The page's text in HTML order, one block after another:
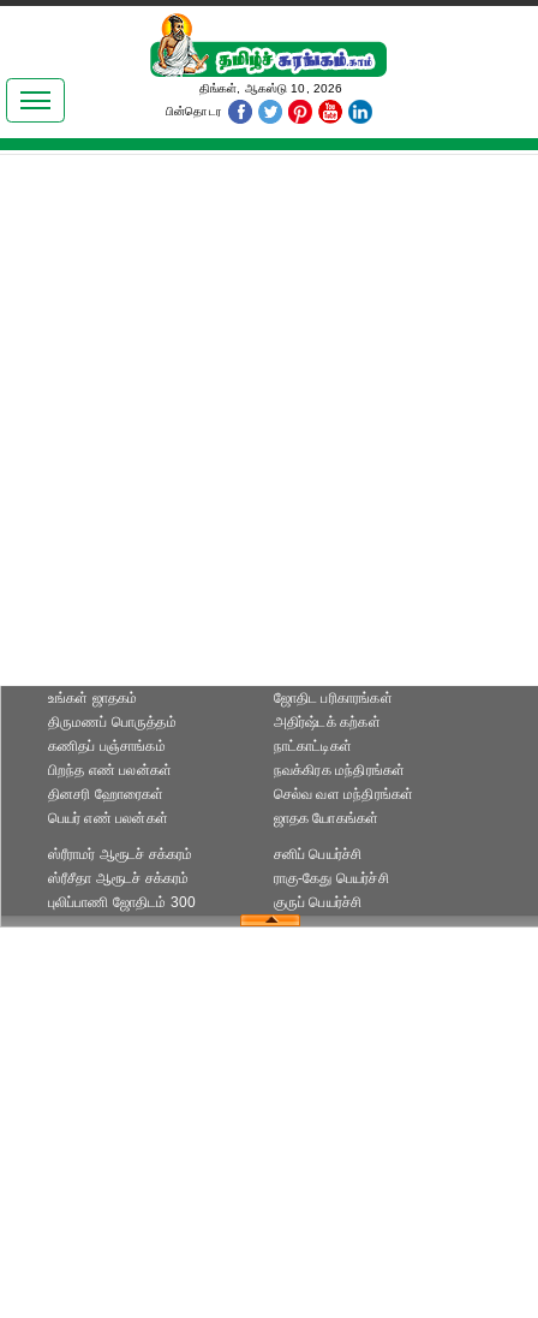
இலக்கியங்கள்
தமிழ் உலகம்
திங்கள், ஆகஸ்டு 10, 2026
பின்தொடர
உங்கள் ஜாதகம்
திருமணப் பொருத்தம்
கணிதப் பஞ்சாங்கம்
ஜோதிட ப‌ரிகார‌ங்க‌ள்
அதிர்ஷ்டக் கற்கள்
நாட்காட்டிகள்
பிறந்த எண் பலன்கள்
தினசரி ஹோரைகள்
பெயர் எண் பலன்கள்
நவக்கிரக மந்திரங்கள்
செல்வ வள மந்திரங்கள்
ஜாதக யோகங்கள்
ஸ்ரீராமர் ஆரூடச் சக்கரம்
ஸ்ரீசீதா ஆரூடச் சக்கரம்
புலிப்பாணி ஜோதிடம் 300
சனிப் பெயர்ச்சி
ராகு-கேது பெயர்ச்சி
குருப் பெயர்ச்சி